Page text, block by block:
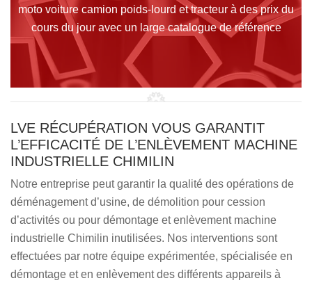
moto voiture camion poids-lourd et tracteur à des prix du
cours du jour avec un large catalogue de référence
LVE RÉCUPÉRATION VOUS GARANTIT
L’EFFICACITÉ DE L’ENLÈVEMENT MACHINE
INDUSTRIELLE CHIMILIN
Notre entreprise peut garantir la qualité des opérations de
déménagement d’usine, de démolition pour cession
d’activités ou pour démontage et enlèvement machine
industrielle Chimilin inutilisées. Nos interventions sont
effectuées par notre équipe expérimentée, spécialisée en
démontage et en enlèvement des différents appareils à